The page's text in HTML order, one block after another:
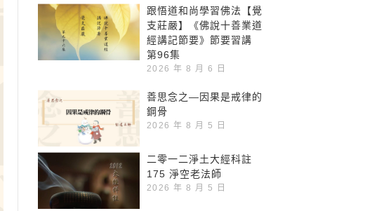
跟悟道和尚學習佛法【覺
支莊嚴】《佛說十善業道
經講記節要》節要習講
第96集
2026 年 8 月 6 日
善思念之—因果是戒律的
鋼骨
2026 年 8 月 5 日
二零一二淨土大經科註
175 淨空老法師
2026 年 8 月 5 日